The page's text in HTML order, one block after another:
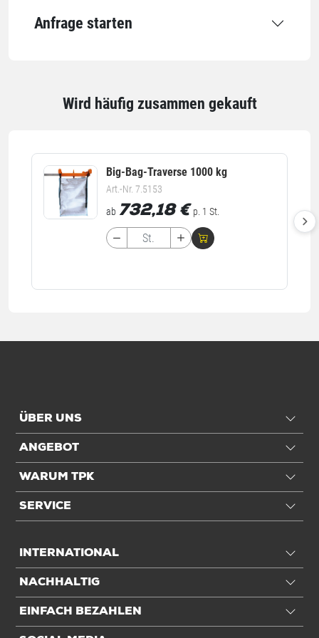
Höhe
Anfrage starten
Wird häufig zusammen gekauft
Big-Bag-Traverse 1000 kg
Art.-Nr. 7.5153
ab 732,18 € p. 1 St.
ÜBER UNS
ANGEBOT
WARUM TPK
SERVICE
INTERNATIONAL
NACHHALTIG
EINFACH BEZAHLEN